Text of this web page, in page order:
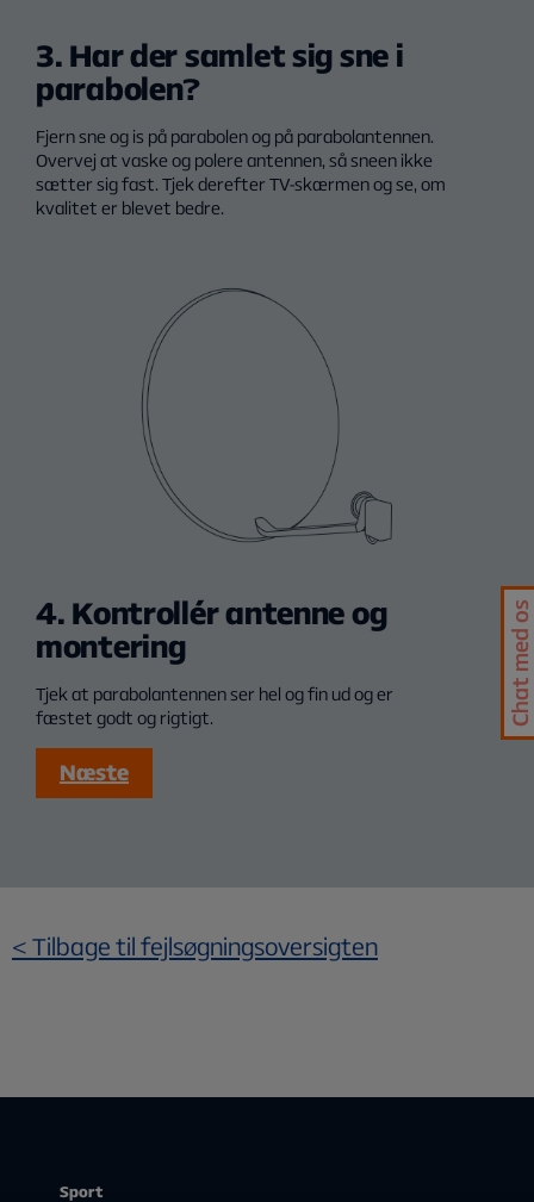
3. Har der samlet sig sne i
parabolen?
Fjern sne og is på parabolen og på parabolantennen.
Overvej at vaske og polere antennen, så sneen ikke
sætter sig fast. Tjek derefter TV-skærmen og se, om
kvalitet er blevet bedre.
4. Kontrollér antenne og
montering
Tjek at parabolantennen ser hel og fin ud og er
fæstet godt og rigtigt.
Næste
< Tilbage til fejlsøgningsoversigten
Sport
Chat med os